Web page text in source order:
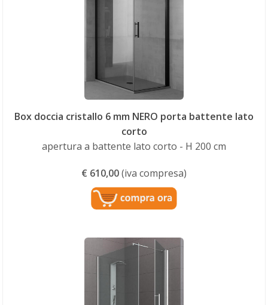
Box doccia cristallo 6 mm NERO porta battente lato
corto
apertura a battente lato corto - H 200 cm
€ 610,00(iva compresa)